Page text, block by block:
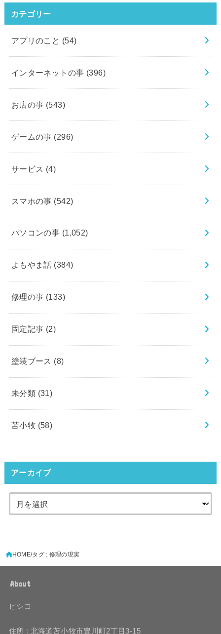
カテゴリー
アプリのこと (54)
インターネットの事 (396)
お店の事 (543)
ゲームの事 (296)
サービス (4)
スマホの事 (542)
パソコンの事 (1,052)
よもやま話 (384)
修理の事 (133)
固定記事 (2)
塗装ブース (8)
未分類 (31)
苫小牧 (58)
アーカイブ
HOME タグ : 修理の現実
About
ピシコ
住所 : 北海道苫小牧市豊川町2丁目3-15